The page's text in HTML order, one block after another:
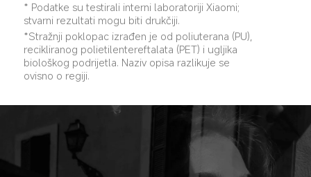
* Podatke su testirali interni laboratoriji Xiaomi;
stvarni rezultati mogu biti drukčiji.
*Stražnji poklopac izrađen je od poliuterana (PU),
recikliranog polietilentereftalata (PET) i ugljika
biološkog podrijetla. Naziv opisa razlikuje se
ovisno o regiji.